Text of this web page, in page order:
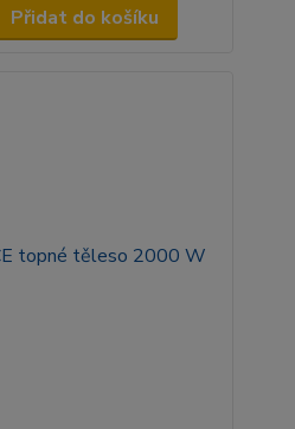
Přidat do košíku